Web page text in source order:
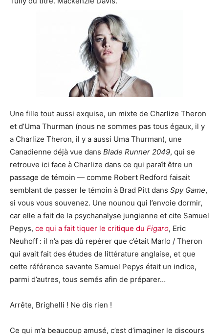
Une fille tout aussi exquise, un mixte de Charlize Theron
et d’Uma Thurman (nous ne sommes pas tous égaux, il y
a Charlize Theron, il y a aussi Uma Thurman), une
Canadienne déjà vue dans Blade Runner 2049, qui se
retrouve ici face à Charlize dans ce qui paraît être un
passage de témoin — comme Robert Redford faisait
semblant de passer le témoin à Brad Pitt dans Spy Game,
si vous vous souvenez. Une nounou qui l’envoie dormir,
car elle a fait de la psychanalyse jungienne et cite Samuel
Pepys, ce qui a fait tiquer le critique du Figaro, Eric
Neuhoff : il n’a pas dû repérer que c’était Marlo / Theron
qui avait fait des études de littérature anglaise, et que
cette référence savante Samuel Pepys était un indice,
parmi d’autres, tous semés afin de préparer…
Arrête, Brighelli ! Ne dis rien !
Ce qui m’a beaucoup amusé, c’est d’imaginer le discours